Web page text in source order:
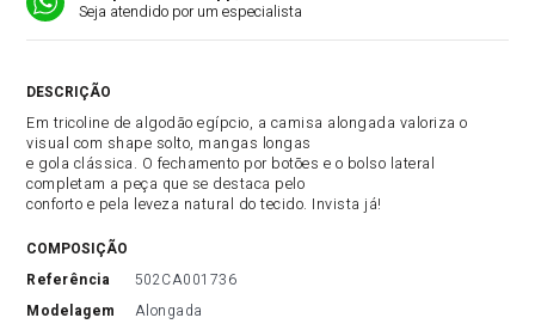
Seja atendido por um especialista
Em tricoline de algodão egípcio, a camisa alongada valoriza o
visual com shape solto, mangas longas
e gola clássica. O fechamento por botões e o bolso lateral
completam a peça que se destaca pelo
conforto e pela leveza natural do tecido. Invista já!
COMPOSIÇÃO
referência
502CA001736
modelagem
Alongada